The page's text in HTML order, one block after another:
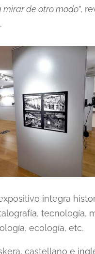
mirar de otro modo”,
integra
tecnología,
ecología, etc.
castellano e